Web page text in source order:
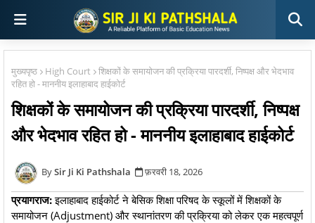
मुख्यपृष्ठ High Court
शिक्षकों के समायोजन की प्रक्रिया पारदर्शी, निष्पक्ष और भेदभाव
रहित हो - माननीय इलाहाबाद हाईकोर्ट
शिक्षकों के समायोजन की प्रक्रिया पारदर्शी, निष्पक्ष
और भेदभाव रहित हो - माननीय इलाहाबाद हाईकोर्ट
Sir Ji Ki Pathshala फ़रवरी 18, 2026
प्रयागराज:इलाहाबाद हाईकोर्ट ने बेसिक शिक्षा परिषद के स्कूलों में शिक्षकों के
समायोजन (Adjustment) और स्थानांतरण की प्रक्रिया को लेकर एक महत्वपूर्ण